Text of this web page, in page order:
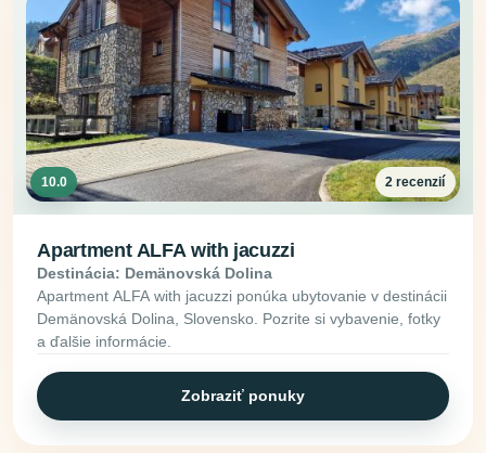
10.0 2 recenzií
Apartment ALFA with jacuzzi
Destinácia: Demänovská Dolina
Apartment ALFA with jacuzzi ponúka ubytovanie v destinácii
Demänovská Dolina, Slovensko. Pozrite si vybavenie, fotky
a ďalšie informácie.
Zobraziť ponuky